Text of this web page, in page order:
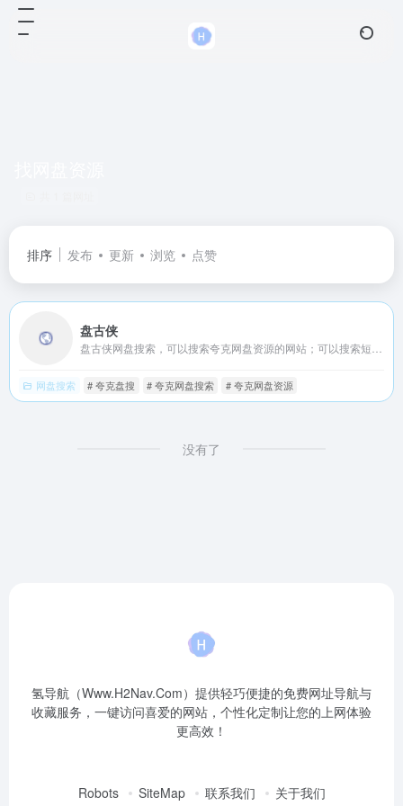
排序 发布 更新 浏览 点赞
盘古侠
网盘搜索 # 夸克盘搜 # 夸克网盘搜索 # 夸克网盘资源
没有了
氢导航（Www.H2Nav.Com）提供轻巧便捷的免费网址导航与
收藏服务，一键访问喜爱的网站，个性化定制让您的上网体验
更高效！
Robots SiteMap 联系我们 关于我们